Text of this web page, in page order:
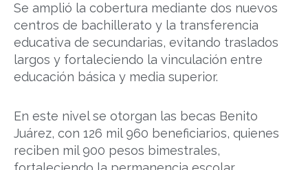
Se amplió la cobertura mediante dos nuevos
centros de bachillerato y la transferencia
educativa de secundarias, evitando traslados
largos y fortaleciendo la vinculación entre
educación básica y media superior.
En este nivel se otorgan las becas Benito
Juárez, con 126 mil 960 beneficiarios, quienes
reciben mil 900 pesos bimestrales,